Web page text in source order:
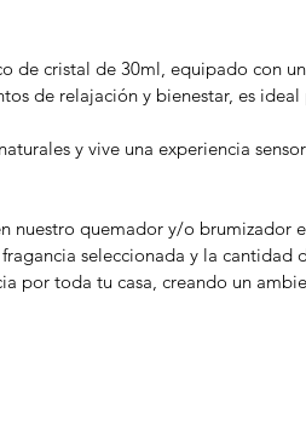
de cristal de 30ml, equipado con
de relajación y bienestar, es
y vive una experiencia
nuestro quemador y/o brumizador
seleccionada y la cantidad
por toda tu casa, creando un